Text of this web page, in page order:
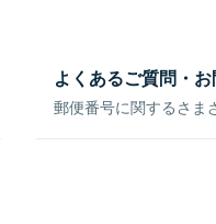
よくあるご質問・
郵便番号に関するさま